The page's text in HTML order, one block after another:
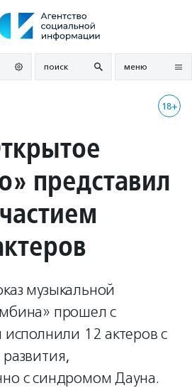
поиск меню
18+
представил
музыкальной
прошел с
12 актеров с
с синдромом Дауна.